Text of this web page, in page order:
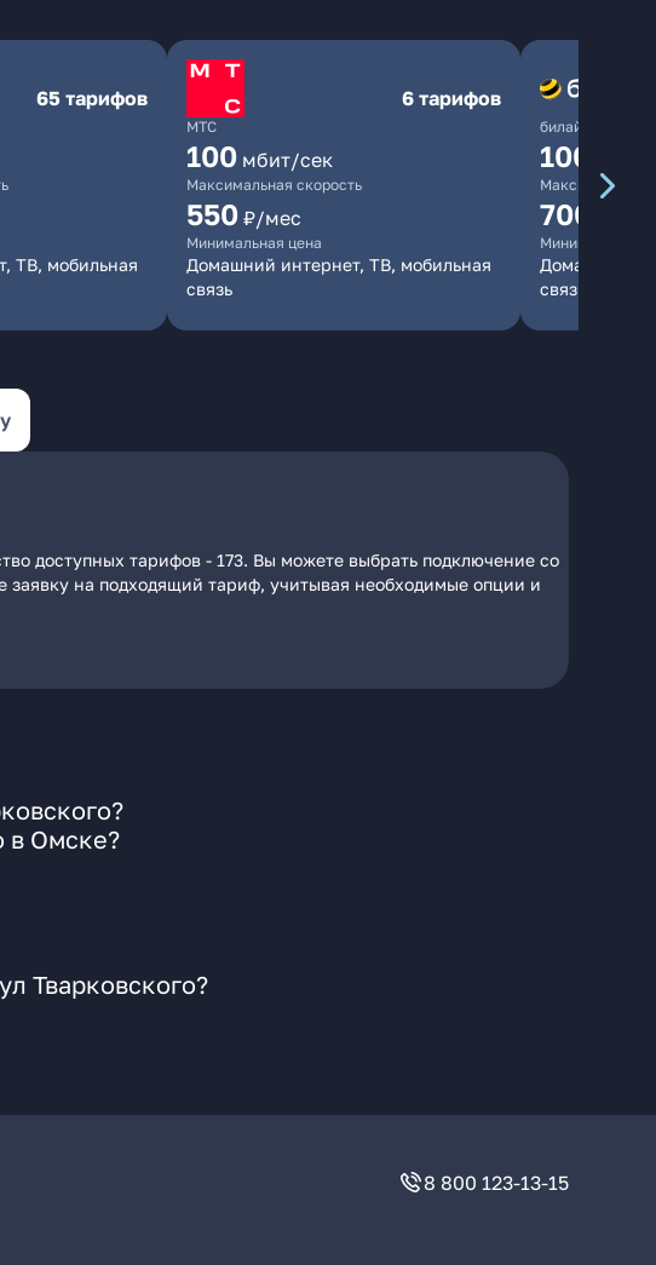
65 тарифов
ТВ, мобильная
МТС
6 тарифов
100 мбит/сек
Максимальная скорость
550 ₽/мес
Минимальная цена
Домашний интернет, ТВ, мобильная
связь
билайн
1000
Максимальная
700
Минимальная
Домашний
связь
доступных тарифов - 173. Вы можете выбрать подключение со
на подходящий тариф, учитывая необходимые опции и
в Омске?
Тварковского?
8 800 123-13-15